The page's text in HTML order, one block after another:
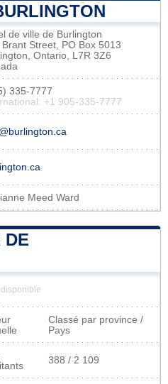
de ville de Burlington
Street, PO Box 5013
Ontario, L7R 3Z6
335-7777
+1 905-335-7777
Meed Ward
DE
disponible
Classé par province /
Pays
388 / 2 109